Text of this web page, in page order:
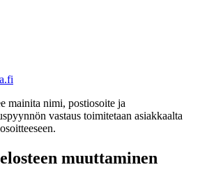
mainita nimi, postiosoite ja
vastaus toimitetaan asiakkaalta
muuttaminen